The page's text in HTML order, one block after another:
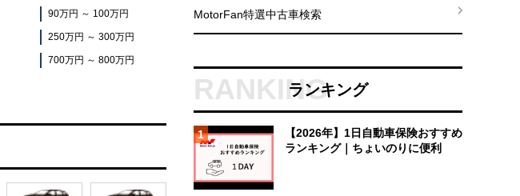
90万円 ～ 100万円
250万円 ～ 300万円
700万円 ～ 800万円
MotorFan特選中古車検索
ランキング
1
【2026年】1日自動車保険おすすめ
ランキング｜ちょいのりに便利